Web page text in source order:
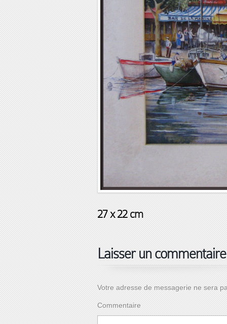
27 x 22 cm
Laisser un commentaire
Votre adresse de messagerie ne sera
Commentaire